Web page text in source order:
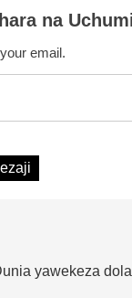
na
email.
yawekeza